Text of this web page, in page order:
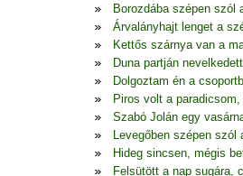
Borozdába szépen szól
Árvalányhajt lenget a
Kettős szárnya van a
Duna partján
Dolgoztam én a
Piros volt a
Szabó Jolán egy
Levegőben szépen szól
Hideg sincsen, mégis
Felsütött a nap sugára,